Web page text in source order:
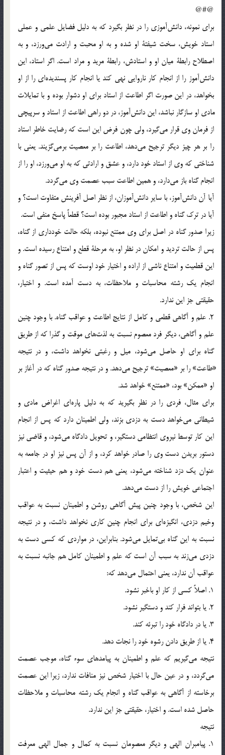
@#@
براي نمونه، دانش‎آموزي را در نظر بگيرد كه به دليل فضايل علمي و عملي
استاد خويش، سخت شيفتة او شده و به او محبت و ارادت مي‎ورزد، و به
اصطلاح رابطة ميان او و استادش، رابطة مريد و مراد است. اگر استاد، اين
دانش‎آموز را از انجام كار ناروايي نهي كند يا انجام كار پسنديده‎اي را از او
بخواهد، در اين صورت اگر اطاعت از استاد براي او دشوار بوده و با تمايلات
مادي او سازگار نباشد، اين دانش‎آموز، در دو راهي اطاعت از استاد و سرپيچي
از فرمان وي قرار مي‎گيرد، ولي چون فرض اين است كه رضايت خاطر استاد
را بر هر چيز ديگر ترجيح مي‎دهد، اطاعت را بر معصيت برمي‎گزيند. يعني با
شناختي كه وي از استاد خود دارد، و عشق و ارادتي كه به او مي‎ورزد، او را از
انجام گناه باز مي‎دارد، و همين اطاعت سبب عصمت وي مي‎گردد.
آيا آن دانش‎آموز، با ساير دانش‎آموزان، از نظر اصل آفرينش متفاوت است؟ و
آيا در ترك گناه و اطاعت از استاد مجبور بوده است؟ قطعاً پاسخ منفي است.
زيرا صدور گناه در اصل براي وي ممتنع نبوده، بلكه حالت خودداري از گناه،
پس از حالت ترديد و امكان در نظر او، به مرحلة قطع و امتناع رسيده است. و
اين قطعيت و امتناع ناشي از اراده و اختيار خود اوست كه پس از تصور گناه و
انجام يك رشته محاسبات و ملاحظات، به دست آمده است. و اختيار،
حقيقتي جز اين ندارد.
2. علم و آگاهي قطعي و كامل از نتايج اطاعت و عواقب گناه. با وجود چنين
علم و آگاهي، ديگر فرد معصوم نسبت به لذت‎هاي موقت و گذرا كه از طريق
گناه براي او حاصل مي‎شود، ميل و رغبتي نخواهد داشت، و در نتيجه
«طاعت» را بر «معصيت» ترجيح مي‎دهد. و در نتيجه صدور گناه كه در آغاز بر
او «ممكن» بود، «ممتنع» خواهد شد.
براي مثال، فردي را در نظر بگيريد كه به دليل پاره‎اي اغراض مادي و
شيطاني مي‎خواهد دست به دزدي بزند، ولي اطمينان دارد كه پس از انجام
اين كار توسط نيروي انتظامي دستگير، و تحويل دادگاه مي‎شود، و قاضي نيز
دستور بريدن دست وي را صادر خواهد كرد، و از آن پس نيز او در جامعه به
عنوان يك دزد شناخته مي‎شود، يعني هم دست خود و هم حيثيت و اعتبار
اجتماعي خويش را از دست مي‎دهد.
اين شخص، با وجود چنين پيش آگاهي روشن و اطمينان نسبت به عواقب
وخيم دزدي، انگيزه‎اي براي انجام چنين كاري نخواهد داشت، و در نتيجه
نسبت به اين گناه بي‎تمايل مي‎شود. بنابراين، در مواردي كه كسي دست به
دزدي مي‎زند به سبب آن است كه علم و اطمينان كامل هم جانبه نسبت به
عواقب آن ندارد، يعني احتمال مي‎دهد كه:
1. اصلاً كسي از كار او باخبر نشود.
2. يا بتواند فرار كند و دستگير نشود.
3. يا در دادگاه خود را تبرئه كند.
4. يا از طريق دادن رشوه خود را نجات دهد.
نتيجه مي‎گيريم كه علم و اطمينان به پيامدهاي سوء گناه، موجب عصمت
مي‎گردد، و در عين حال با اختيار شخص نيز منافات ندارد، زيرا اين عصمت
برخاسته از آگاهي به عواقب گناه و انجام يك رشته محاسبات و ملاحظات
حاصل شده است. و اختيار، حقيقتي جز اين ندارد.
نتيجه
1. پيامبران الهي و ديگر معصومان نسبت به كمال و جمال الهي معرفت